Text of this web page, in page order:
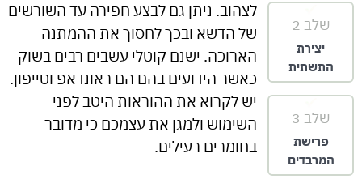
שלב 2
יצירת
התשתית
שלב 3
פרישת
המרבדים
לצהוב. ניתן גם לבצע חפירה עד השורשים
של הדשא ובכך לחסוך את ההמתנה
הארוכה. ישנם קוטלי עשבים רבים בשוק
כאשר הידועים בהם הם ראונדאפ וטייפון.
יש לקרוא את ההוראות היטב לפני
השימוש ולמגן את עצמכם כי מדובר
בחומרים רעילים.